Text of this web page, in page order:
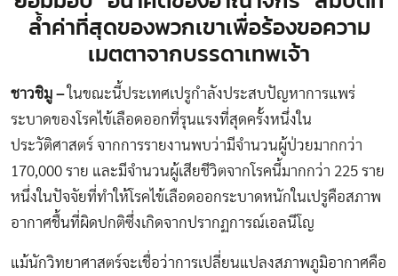
ล้ำค่าที่สุดของพวกเขาเพื่อร้องขอความ
เมตตาจากบรรดาเทพเจ้า
ชาวชิมู –ในขณะนี้ประเทศเปรูกำลังประสบปัญหาการแพร่
ระบาดของโรคไข้เลือดออกที่รุนแรงที่สุดครั้งหนึ่งใน
ประวัติศาสตร์ จากการรายงานพบว่ามีจำนวนผู้ป่วยมากกว่า
170,000 ราย และมีจำนวนผู้เสียชีวิตจากโรคนี้มากกว่า 225 ราย
หนึ่งในปัจจัยที่ทำให้โรคไข้เลือดออกระบาดหนักในเปรูคือสภาพ
อากาศชื้นที่ผิดปกติซึ่งเกิดจากปรากฏการณ์เอลนีโญ
แม้นักวิทยาศาสตร์จะเชื่อว่าการเปลี่ยนแปลงสภาพภูมิอากาศคือ